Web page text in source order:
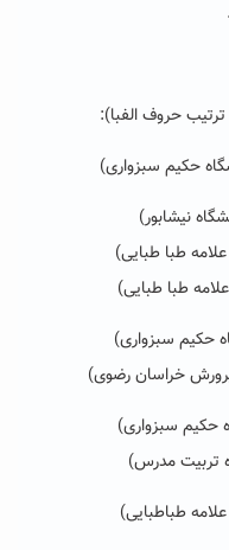
حروف الفبا):
حکیم سبزواری)
نیشابور)
طبا طبایی)
طبا طبایی)
حکیم سبزواری)
خراسان رضوی)
حکیم سبزواری)
تربیت مدرس)
طباطبایی)